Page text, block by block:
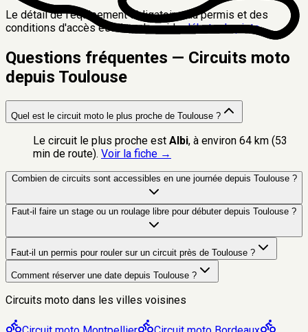
Le détail de l'équipement obligatoire, du permis et des
conditions d'accès est dans le guide débuter la piste.
Questions fréquentes — Circuits moto
depuis Toulouse
Quel est le circuit moto le plus proche de Toulouse ?
Le circuit le plus proche est Albi, à environ 64 km (53
min de route). Voir la fiche →
Combien de circuits sont accessibles en une journée depuis Toulouse ?
Faut-il faire un stage ou un roulage libre pour débuter depuis Toulouse ?
Faut-il un permis pour rouler sur un circuit près de Toulouse ?
Comment réserver une date depuis Toulouse ?
Circuits moto dans les villes voisines